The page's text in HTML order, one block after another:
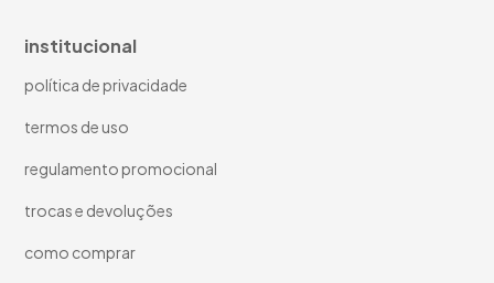
institucional
política de privacidade
termos de uso
regulamento promocional
trocas e devoluções
como comprar